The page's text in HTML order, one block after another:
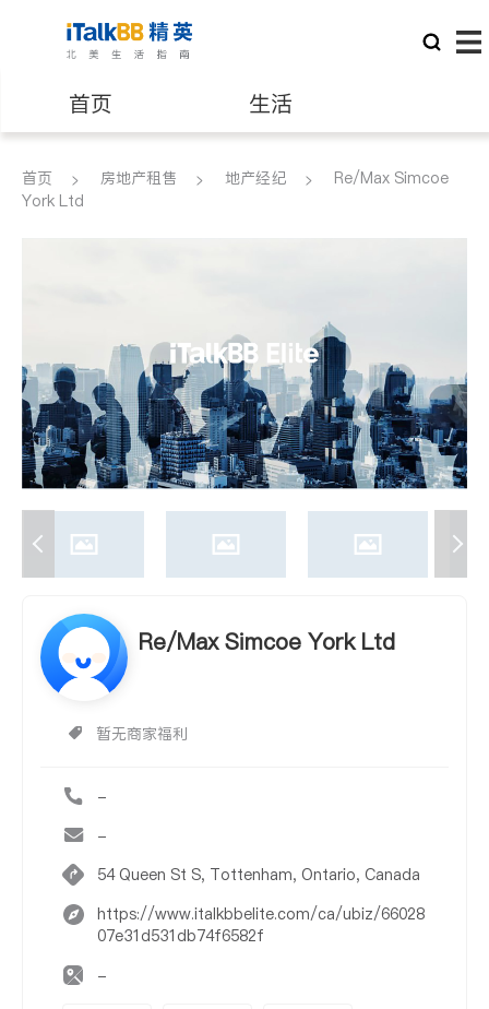
首页 生活
医生 律师
建筑装修
首页 房地产租售 地产经纪
Re/Max Simcoe
York Ltd
Re/Max Simcoe York Ltd
暂无商家福利
-
-
54 Queen St S, Tottenham, Ontario, Canada
https://www.italkbbelite.com/ca/ubiz/66028
07e31d531db74f6582f
-